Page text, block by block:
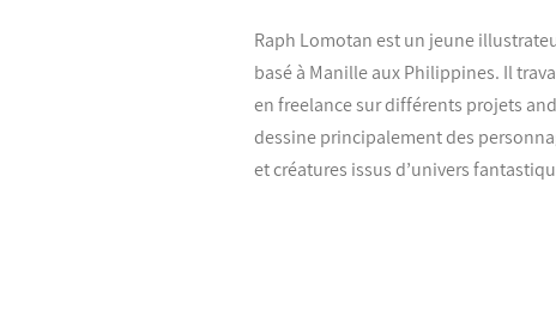
Raph Lomotan est un jeune
basé à Manille aux Philippines. Il
en freelance sur différents projets and
dessine principalement des
et créatures issus d’univers